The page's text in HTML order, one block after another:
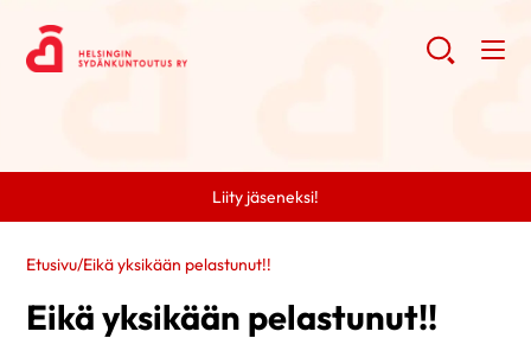
Liity jäseneksi!
Etusivu/Eikä yksikään pelastunut!!
Eikä yksikään pelastunut!!